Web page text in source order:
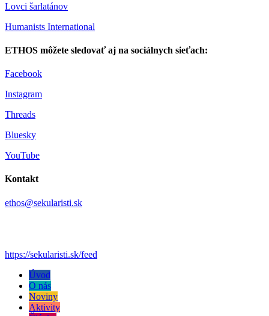
Lovci šarlatánov
Humanists International
ETHOS môžete sledovať aj na sociálnych sieťach:
Facebook
Instagram
Threads
Bluesky
YouTube
Kontakt
ethos@sekularisti.sk
https://sekularisti.sk/feed
Úvod
O nás
Noviny
Aktivity